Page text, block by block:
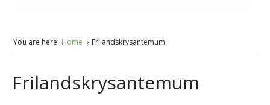
You are here: Home Frilandskrysantemum
Frilandskrysantemum